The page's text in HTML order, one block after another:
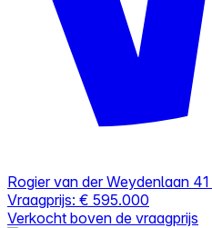
Rogier van der Weydenlaan 41
Vraagprijs: € 595.000
Verkocht boven de vraagprijs